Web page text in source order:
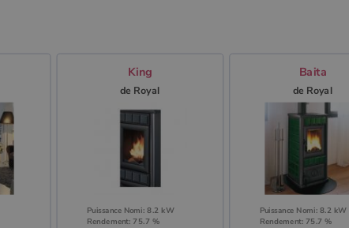
King
de Royal
Puissance Nomi: 8.2 kW
Rendement: 75.7 %
Baita
de Royal
Puissance Nomi: 8.2 kW
Rendement: 75.7 %